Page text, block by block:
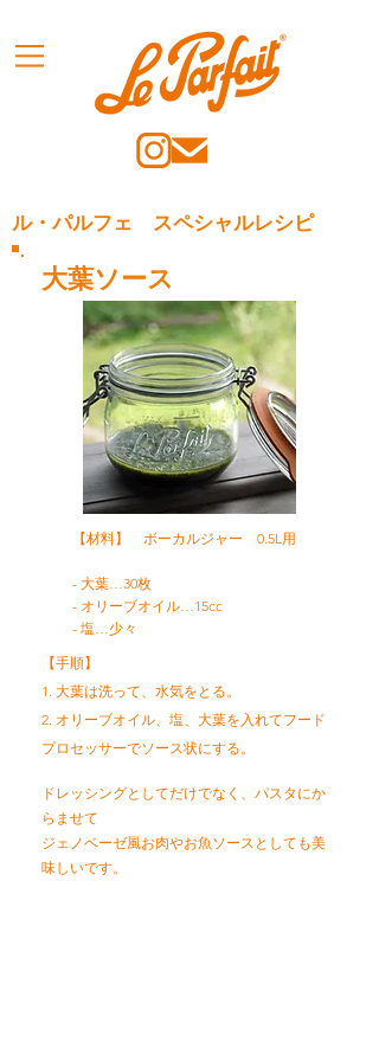
ル・パルフェ スペシャルレシピ
【手順】
1. 大葉は洗って、水気をとる。
2. オリーブオイル、塩、大葉を入れてフード
プロセッサーでソース状にする。
ドレッシングとしてだけでなく、パスタにか
らませて
ジェノベーゼ風お肉やお魚ソースとしても美
味しいです。
【材料】 ボーカルジャー 0.5L用
- 大葉…30枚
- オリーブオイル…15cc
- 塩…少々
大葉ソース